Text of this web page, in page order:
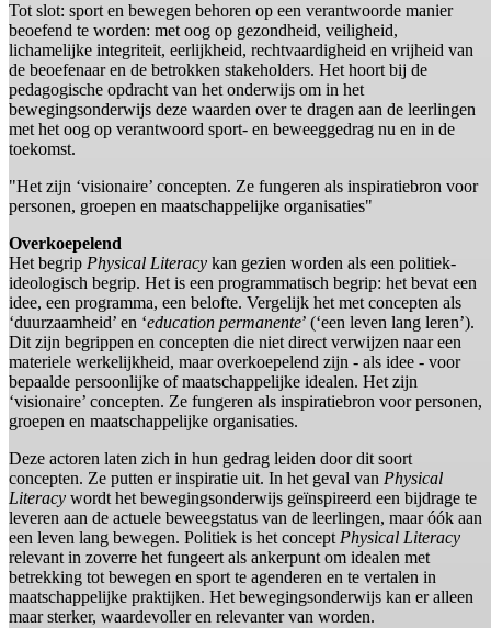
Tot slot: sport en bewegen behoren op een verantwoorde manier
beoefend te worden: met oog op gezondheid, veiligheid,
lichamelijke integriteit, eerlijkheid, rechtvaardigheid en vrijheid van
de beoefenaar en de betrokken stakeholders. Het hoort bij de
pedagogische opdracht van het onderwijs om in het
bewegingsonderwijs deze waarden over te dragen aan de leerlingen
met het oog op verantwoord sport- en beweeggedrag nu en in de
toekomst.
"Het zijn ‘visionaire’ concepten. Ze fungeren als inspiratiebron voor
personen, groepen en maatschappelijke organisaties"
Overkoepelend
Het begrip Physical Literacy kan gezien worden als een politiek-
ideologisch begrip. Het is een programmatisch begrip: het bevat een
idee, een programma, een belofte. Vergelijk het met concepten als
‘duurzaamheid’ en ‘education permanente’ (‘een leven lang leren’).
Dit zijn begrippen en concepten die niet direct verwijzen naar een
materiele werkelijkheid, maar overkoepelend zijn - als idee - voor
bepaalde persoonlijke of maatschappelijke idealen. Het zijn
‘visionaire’ concepten. Ze fungeren als inspiratiebron voor personen,
groepen en maatschappelijke organisaties.
Deze actoren laten zich in hun gedrag leiden door dit soort
concepten. Ze putten er inspiratie uit. In het geval van Physical
Literacy wordt het bewegingsonderwijs geïnspireerd een bijdrage te
leveren aan de actuele beweegstatus van de leerlingen, maar óók aan
een leven lang bewegen. Politiek is het conceptPhysical Literacy
relevant in zoverre het fungeert als ankerpunt om idealen met
betrekking tot bewegen en sport te agenderen en te vertalen in
maatschappelijke praktijken. Het bewegingsonderwijs kan er alleen
maar sterker, waardevoller en relevanter van worden.